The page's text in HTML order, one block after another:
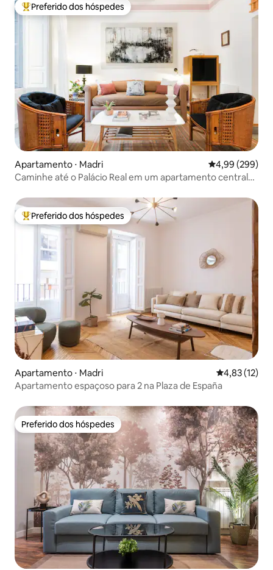
Entre os melhores preferidos dos hóspedes
Preferido dos hóspedes
Apartamento ⋅ Madri 4,99 de uma
4,99 (299)
Caminhe até o Palácio Real em um apartamento central
Entre os melhores preferidos dos hóspedes
Preferido dos hóspedes
Apartamento ⋅ Madri 4,83 de uma
4,83 (12)
Apartamento espaçoso para 2 na Plaza de España
Preferido dos hóspedes
Preferido dos hóspedes